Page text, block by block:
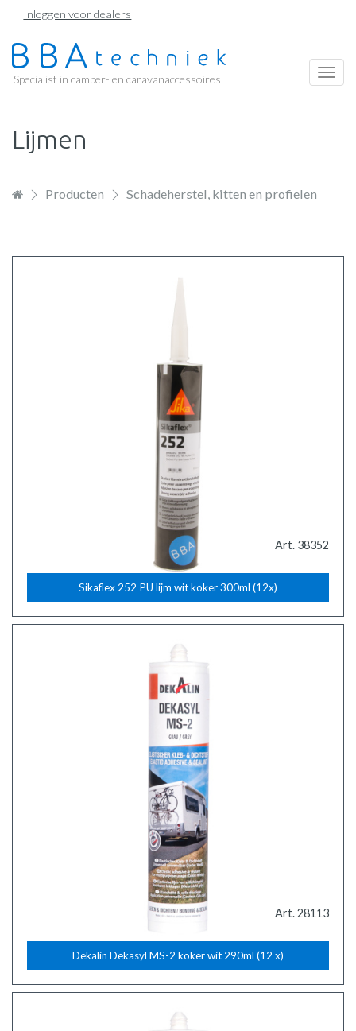
Overslaan
naar
de
Inloggen voor dealers
Specialist in camper- en caravanaccessoires
Lijmen
Producten Schadeherstel, kitten en profielen
Art. 38352
Sikaflex 252 PU lijm wit koker 300ml (12x)
Art. 28113
Dekalin Dekasyl MS-2 koker wit 290ml (12 x)